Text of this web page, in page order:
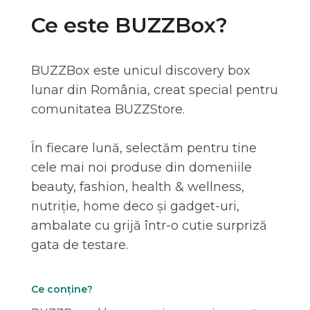
Ce este BUZZBox?
BUZZBox este unicul discovery box
lunar din România, creat special pentru
comunitatea BUZZStore.
În fiecare lună, selectăm pentru tine
cele mai noi produse din domeniile
beauty, fashion, health & wellness,
nutriție, home deco și gadget-uri,
ambalate cu grijă într-o cutie surpriză
gata de testare.
Ce conține?